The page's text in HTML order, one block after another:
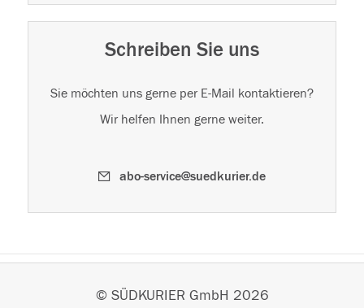
Schreiben Sie uns
Sie möchten uns gerne per E-Mail kontaktieren?
Wir helfen Ihnen gerne weiter.
abo-service@suedkurier.de
© SÜDKURIER GmbH 2026